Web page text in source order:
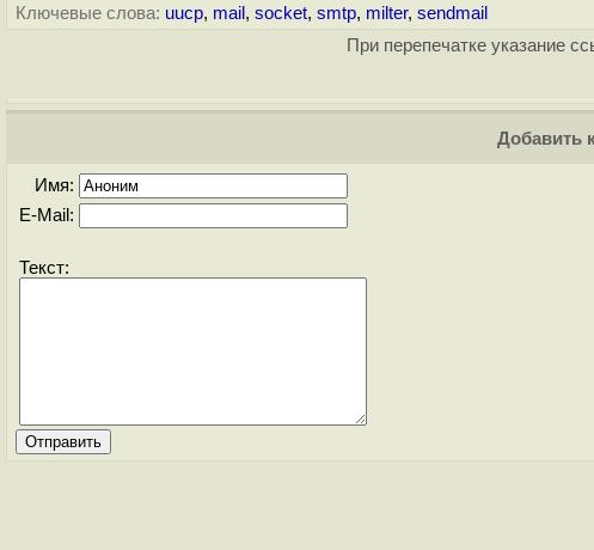
Ключевые слова: uucp, mail , socket, smtp, milter, sendmail
При перепечатке указание
Добавить
Имя:
E-Mail:
Текст: